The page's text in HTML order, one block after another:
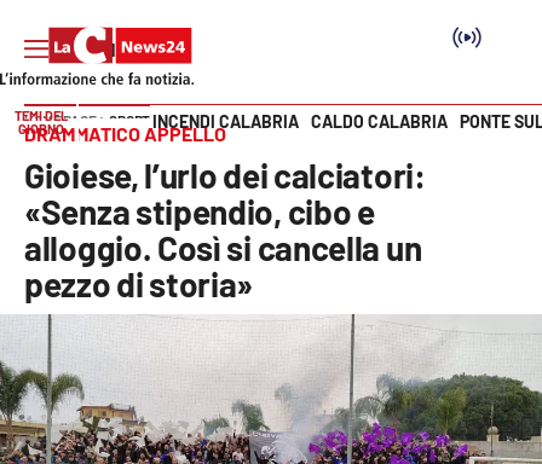
SEZIONI
Cronaca
Politica
Attualità
Economia e lavoro
Vai
TEMI DEL
GIORNO
INCENDI CALABRIA CALDO CALABRIA PONTE
HOME PAGE SPORT
DRAMMATICO APPELLO
Gioiese, l’urlo dei calciatori:
«Senza stipendio, cibo e
alloggio. Così si cancella un
pezzo di storia»